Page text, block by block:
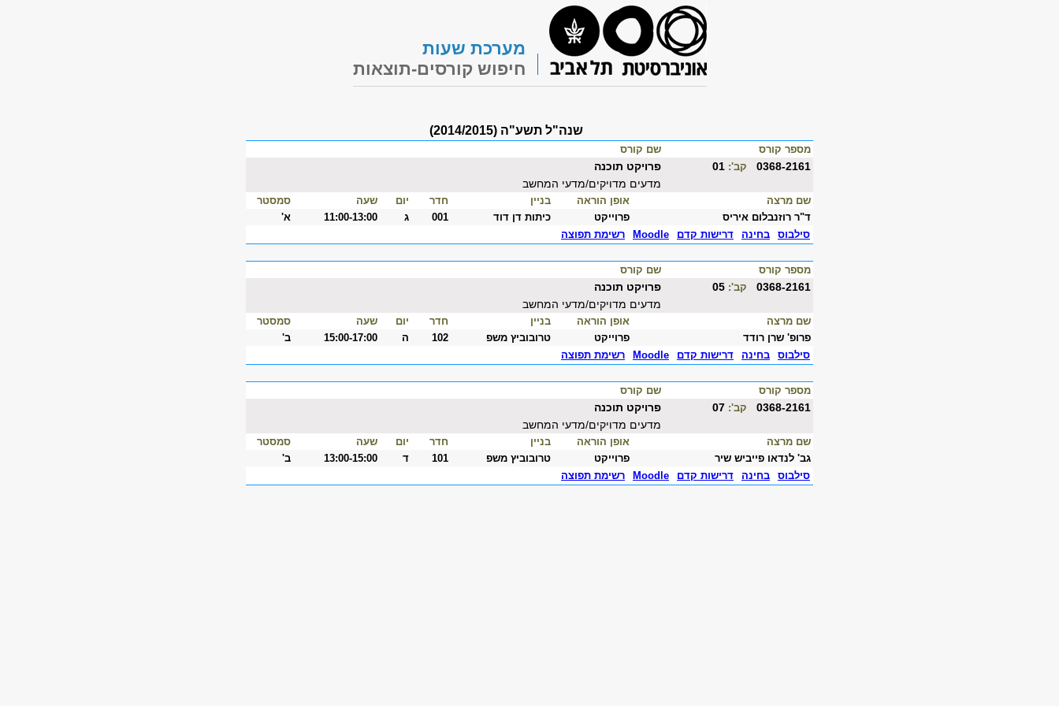
מערכת שעות
חיפוש קורסים-תוצאות
שנה"ל תשע"ה (2014/2015)
מספר קורס שם קורס
0368-2161 קב':
פרויקט תוכנה
מדעים מדויקים/מדעי המחשב
שם מרצה אופן הוראה בניין חדר יום שעה
סמסטר
ד"ר רוזנבלום איריס
פרוייקט כיתות דן דוד 001 ג 11:00-13:00
א'
סילבוס
בחינה דרישות קדם Moodle רשימת תפוצה
מספר קורס שם קורס
0368-2161 קב':
פרויקט תוכנה
מדעים מדויקים/מדעי המחשב
שם מרצה אופן הוראה בניין חדר יום שעה
סמסטר
פרופ' שרן רודד
פרוייקט טרובוביץ משפ 102 ה 15:00-17:00
ב'
סילבוס
בחינה דרישות קדם Moodle רשימת תפוצה
מספר קורס שם קורס
0368-2161 קב':
פרויקט תוכנה
מדעים מדויקים/מדעי המחשב
שם מרצה אופן הוראה בניין חדר יום שעה
סמסטר
גב' לנדאו פייביש שיר
פרוייקט טרובוביץ משפ 101 ד 13:00-15:00
ב'
סילבוס
בחינה דרישות קדם Moodle רשימת תפוצה